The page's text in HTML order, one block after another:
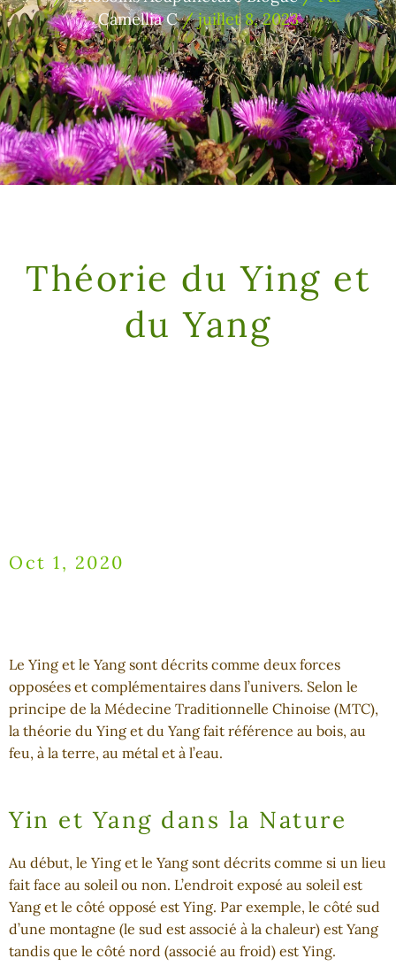
Camellia C/juillet 8, 2023
Théorie du Ying et
du Yang
Oct 1, 2020
Le Ying et le Yang sont décrits comme deux forces
opposées et complémentaires dans l’univers. Selon le
principe de la Médecine Traditionnelle Chinoise (MTC),
la théorie du Ying et du Yang fait référence au bois, au
feu, à la terre, au métal et à l’eau.
Yin et Yang dans la Nature
Au début, le Ying et le Yang sont décrits comme si un lieu
fait face au soleil ou non. L’endroit exposé au soleil est
Yang et le côté opposé est Ying. Par exemple, le côté sud
d’une montagne (le sud est associé à la chaleur) est Yang
tandis que le côté nord (associé au froid) est Ying.